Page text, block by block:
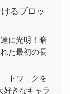
るブロッ
に光明！暗
た最初の長
トワークを
好きなキャラ